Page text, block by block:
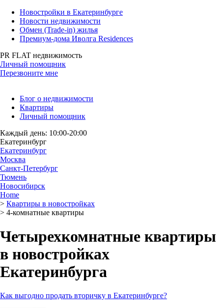
Новостройки в Екатеринбурге
Новости недвижимости
Обмен (Trade-in) жилья
Премиум-дома Иволга Residences
PR FLAT недвижимость
Личный помощник
Перезвоните мне
Блог о недвижимости
Квартиры
Личный помощник
Каждый день: 10:00-20:00
Екатеринбург
Екатеринбург
Москва
Санкт-Петербург
Тюмень
Новосибирск
Home
> Квартиры в новостройках
> 4-комнатные квартиры
Четырехкомнатные квартиры
в новостройках
Екатеринбурга
Как выгодно продать вторичку в Екатеринбурге?